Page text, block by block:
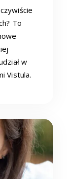
To
w
Vistula.